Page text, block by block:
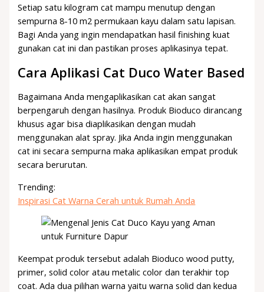
Setiap satu kilogram cat mampu menutup dengan
sempurna 8-10 m2 permukaan kayu dalam satu lapisan.
Bagi Anda yang ingin mendapatkan hasil finishing kuat
gunakan cat ini dan pastikan proses aplikasinya tepat.
Cara Aplikasi Cat Duco Water Based
Bagaimana Anda mengaplikasikan cat akan sangat
berpengaruh dengan hasilnya. Produk Bioduco dirancang
khusus agar bisa diaplikasikan dengan mudah
menggunakan alat spray. Jika Anda ingin menggunakan
cat ini secara sempurna maka aplikasikan empat produk
secara berurutan.
Trending:
Inspirasi Cat Warna Cerah untuk Rumah Anda
Keempat produk tersebut adalah Bioduco wood putty,
primer, solid color atau metalic color dan terakhir top
coat. Ada dua pilihan warna yaitu warna solid dan kedua